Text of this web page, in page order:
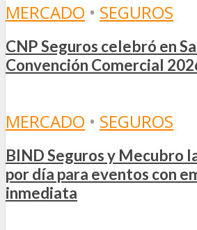
MERCADO • SEGUROS
CNP Seguros celebró en
Convención Comercial
MERCADO • SEGUROS
BIND Seguros y Mecubro
por día para eventos con
inmediata